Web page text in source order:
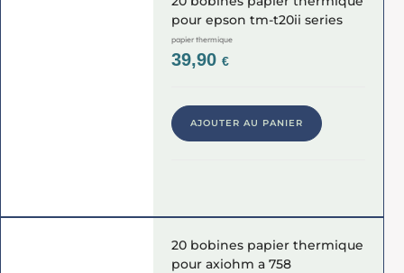
pour epson tm-t20ii series
papier thermique
39,90€
AJOUTER AU PANIER
20 bobines papier thermique
pour axiohm a 758